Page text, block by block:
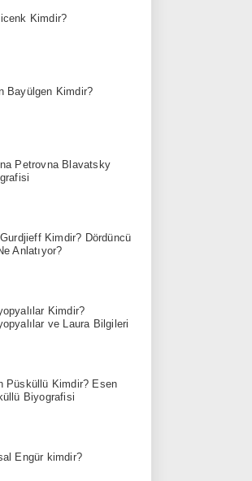
Kimdir?
Bayülgen Kimdir?
Petrovna Blavatsky
Kimdir? Dördüncü
Anlatıyor?
Kimdir?
ve Laura Bilgileri
Püsküllü Kimdir? Esen
Biyografisi
Engür kimdir?